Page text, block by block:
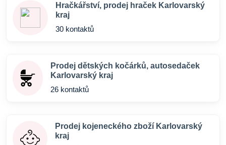
Hračkářství, prodej hraček Karlovarský
kraj
30 kontaktů
Prodej dětských kočárků, autosedaček
Karlovarský kraj
26 kontaktů
Prodej kojeneckého zboží Karlovarský
kraj